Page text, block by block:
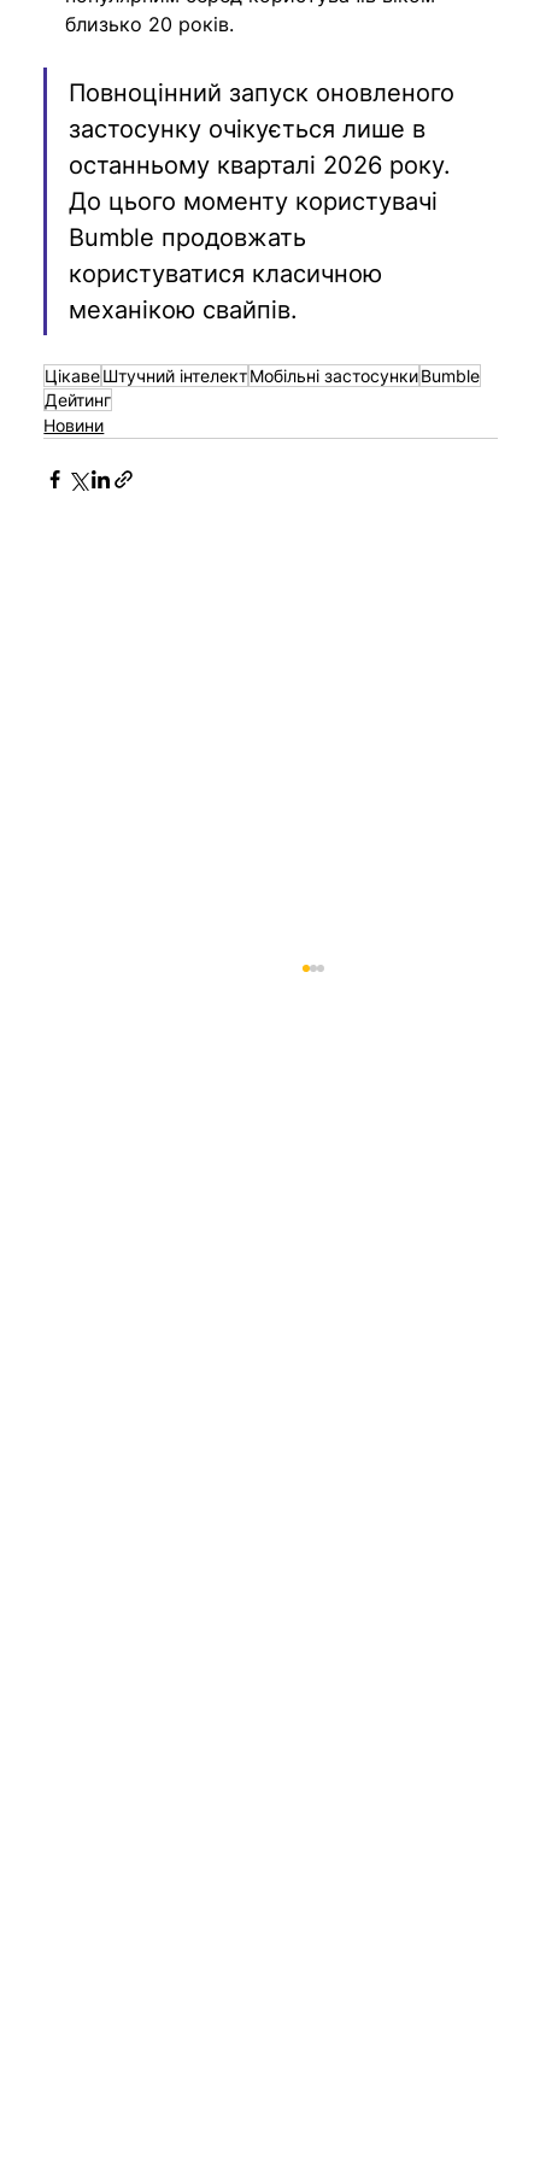
близько 20 років.
Повноцінний запуск оновленого
застосунку очікується лише в
останньому кварталі 2026 року.
До цього моменту користувачі
Bumble продовжать
користуватися класичною
механікою свайпів.
ЦікавеШтучний інтелектМобільні застосункиBumble
Дейтинг
Новини